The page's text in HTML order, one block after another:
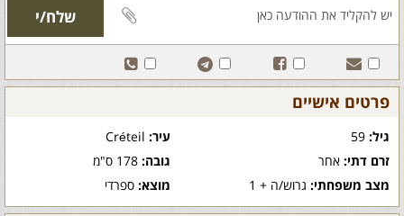
פרטים אישיים
גיל: עיר:Créteil
זרם דתי: אחר גובה:178 ס"מ
מצב משפחתי: גרוש/ה + 1 מוצא:ספרדי